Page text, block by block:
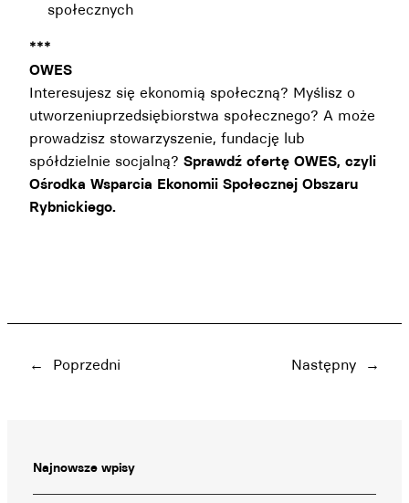
społecznych
***
OWES
Interesujesz się ekonomią społeczną? Myślisz o
utworzeniuprzedsiębiorstwa społecznego? A może
prowadzisz stowarzyszenie, fundację lub
spółdzielnie socjalną? Sprawdź ofertę OWES, czyli
Ośrodka Wsparcia Ekonomii Społecznej Obszaru
Rybnickiego.
← Poprzedni Następny →
Najnowsze wpisy